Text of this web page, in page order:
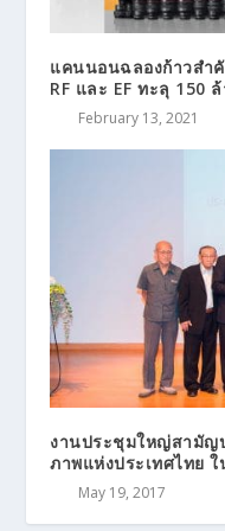
แคนนอนฉลองก้าวสำ
RF และ EF ทะลุ 150
February 13, 2021
งานประชุมใหญ่สามัญ
ภาพแห่งประเทศไทย
May 19, 2017